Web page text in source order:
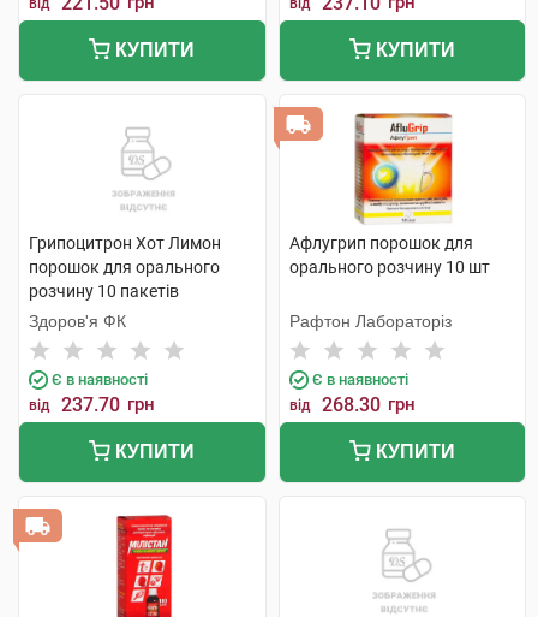
від
КУПИТИ
від
КУПИТИ
Грипоцитрон Хот Лимон
порошок для орального
розчину 10 пакетів
Здоров'я ФК
Є в наявності
від 237.70 грн
КУПИТИ
Афлугрип порошок для
орального розчину 10 шт
Рафтон Лабораторіз
Є в наявності
від 268.30 грн
КУПИТИ